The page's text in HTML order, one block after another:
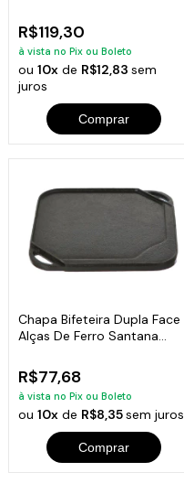
R$119,30
à vista no Pix ou Boleto
ou10x de R$12,83sem
juros
Comprar
Chapa Bifeteira Dupla Face
Alças De Ferro Santana
R$77,68
à vista no Pix ou Boleto
ou10x de R$8,35sem juros
Comprar